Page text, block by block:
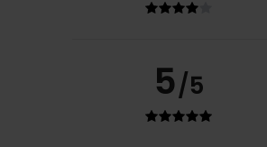
5/5